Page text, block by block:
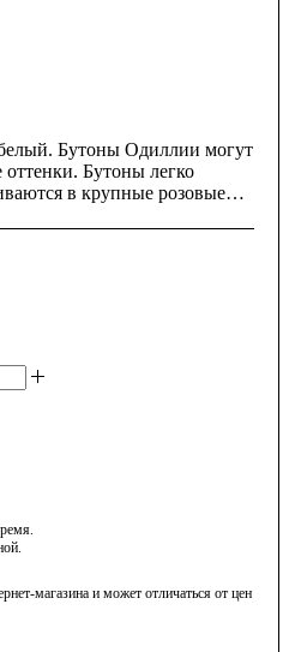
Бутоны Одиллии могут
оттенки. Бутоны легко
в крупные розовые
использовать чистую
удалить некоторые листья,
в вазе. Держите цветы
и прямых солнечных лучей.
магазина и может отличаться от цен